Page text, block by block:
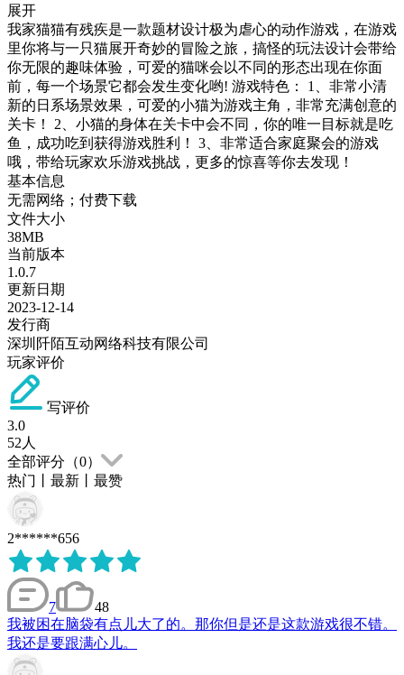
展开
我家猫猫有残疾是一款题材设计极为虐心的动作游戏，在游戏
里你将与一只猫展开奇妙的冒险之旅，搞怪的玩法设计会带给
你无限的趣味体验，可爱的猫咪会以不同的形态出现在你面
前，每一个场景它都会发生变化哟! 游戏特色： 1、非常小清
新的日系场景效果，可爱的小猫为游戏主角，非常充满创意的
关卡！ 2、小猫的身体在关卡中会不同，你的唯一目标就是吃
鱼，成功吃到获得游戏胜利！ 3、非常适合家庭聚会的游戏
哦，带给玩家欢乐游戏挑战，更多的惊喜等你去发现！
基本信息
无需网络；付费下载
文件大小
38MB
当前版本
1.0.7
更新日期
2023-12-14
发行商
深圳阡陌互动网络科技有限公司
玩家评价
写评价
3.0
52 人
全部评分（0）
热门
最新 最赞
2******656
7
48
我被困在脑袋有点儿大了的。那你但是还是这款游戏很不错。
我还是要跟满心儿。